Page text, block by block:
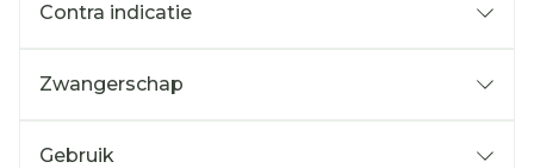
Contra indicatie
Zwangerschap
Gebruik